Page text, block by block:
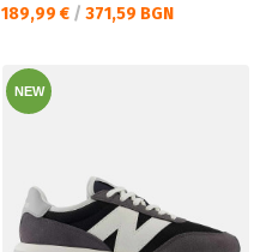
Текуща цена:
189,99 € / 371,59 BGN
NEW